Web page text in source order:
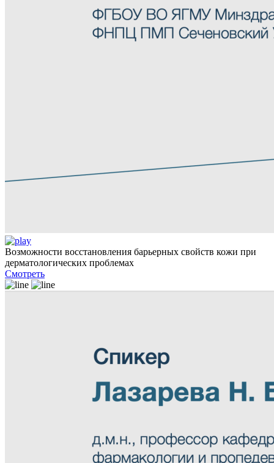
Возможности восстановления барьерных свойств кожи при
дерматологических проблемах
Смотреть